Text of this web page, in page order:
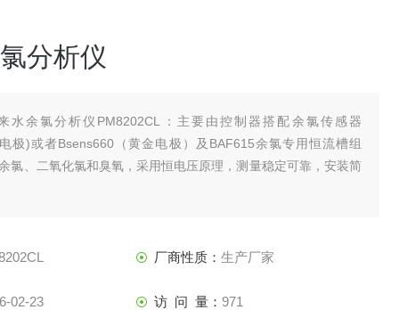
分析仪
水余氯分析仪PM8202CL：主要由控制器搭配余氯传感器
极)或者Bsens660（黄金电极）及BAF615余氯专用恒流槽组
氯、二氧化氯和臭氧，采用恒电压原理，测量稳定可靠，安装简
厂商性质： 生产厂家
02-23 访 问 量： 971